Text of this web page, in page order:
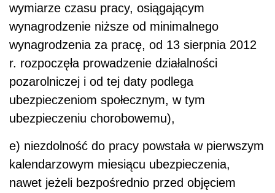
wymiarze czasu pracy, osiągającym
wynagrodzenie niższe od minimalnego
wynagrodzenia za pracę, od 13 sierpnia 2012
r. rozpoczęła prowadzenie działalności
pozarolniczej i od tej daty podlega
ubezpieczeniom społecznym, w tym
ubezpieczeniu chorobowemu),
e) niezdolność do pracy powstała w pierwszym
kalendarzowym miesiącu ubezpieczenia,
nawet jeżeli bezpośrednio przed objęciem